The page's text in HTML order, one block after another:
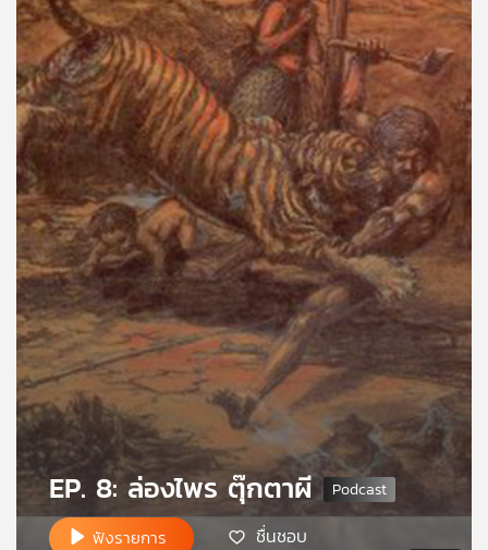
บทความ
ข่าว
และ
กิจกรรม
เกี่ยว
กับ
เรา
เครือ
ข่าย
ไทย
พี
บี
EP. 8: ล่องไพร ตุ๊กตาผี
ฟังรายการ ชื่นชอบ